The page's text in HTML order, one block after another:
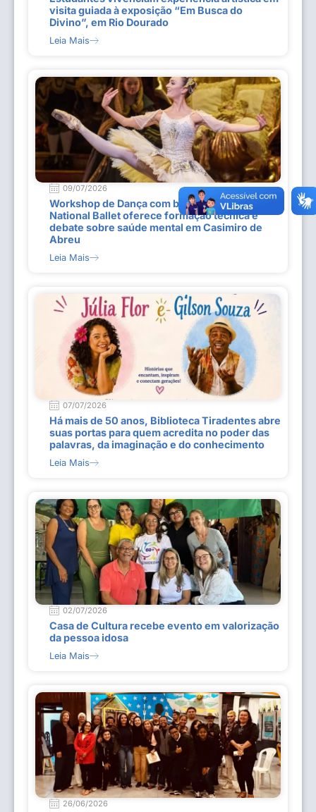
visita guiada à exposição “Em Busca do
Divino”, em Rio Dourado
Leia Mais
09/07/2026
Workshop de Dança com bailarina do Dutch
National Ballet oferece formação técnica e
debate sobre saúde mental em Casimiro de
Abreu
Leia Mais
07/07/2026
Há mais de 50 anos, Biblioteca Tiradentes abre
suas portas para quem acredita no poder das
palavras, da imaginação e do conhecimento
Leia Mais
02/07/2026
Casa de Cultura recebe evento em valorização
da pessoa idosa
Leia Mais
26/06/2026